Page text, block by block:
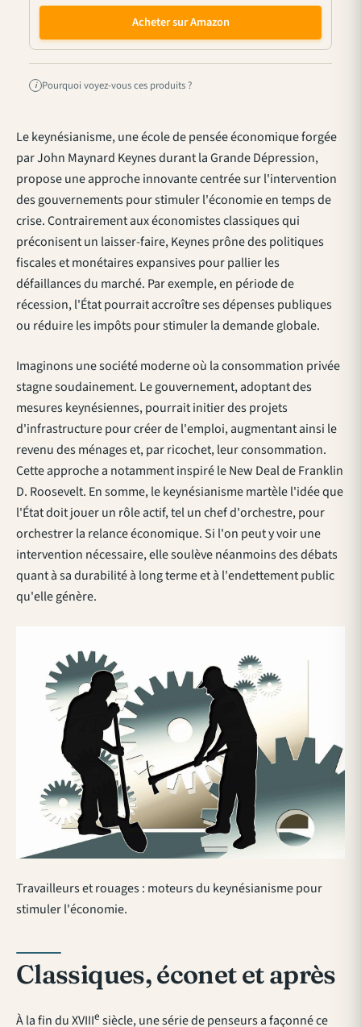
Acheter sur Amazon
i Pourquoi voyez-vous ces produits ?
Le keynésianisme, une école de pensée économique forgée
par John Maynard Keynes durant la Grande Dépression,
propose une approche innovante centrée sur l'intervention
des gouvernements pour stimuler l'économie en temps de
crise. Contrairement aux économistes classiques qui
préconisent un laisser-faire, Keynes prône des politiques
fiscales et monétaires expansives pour pallier les
défaillances du marché. Par exemple, en période de
récession, l'État pourrait accroître ses dépenses publiques
ou réduire les impôts pour stimuler la demande globale.
Imaginons une société moderne où la consommation privée
stagne soudainement. Le gouvernement, adoptant des
mesures keynésiennes, pourrait initier des projets
d'infrastructure pour créer de l'emploi, augmentant ainsi le
revenu des ménages et, par ricochet, leur consommation.
Cette approche a notamment inspiré le New Deal de Franklin
D. Roosevelt. En somme, le keynésianisme martèle l'idée que
l'État doit jouer un rôle actif, tel un chef d'orchestre, pour
orchestrer la relance économique. Si l'on peut y voir une
intervention nécessaire, elle soulève néanmoins des débats
quant à sa durabilité à long terme et à l'endettement public
qu'elle génère.
Travailleurs et rouages : moteurs du keynésianisme pour
stimuler l'économie.
Classiques, éconet et après
À la fin du XVIIIe siècle, une série de penseurs a façonné ce